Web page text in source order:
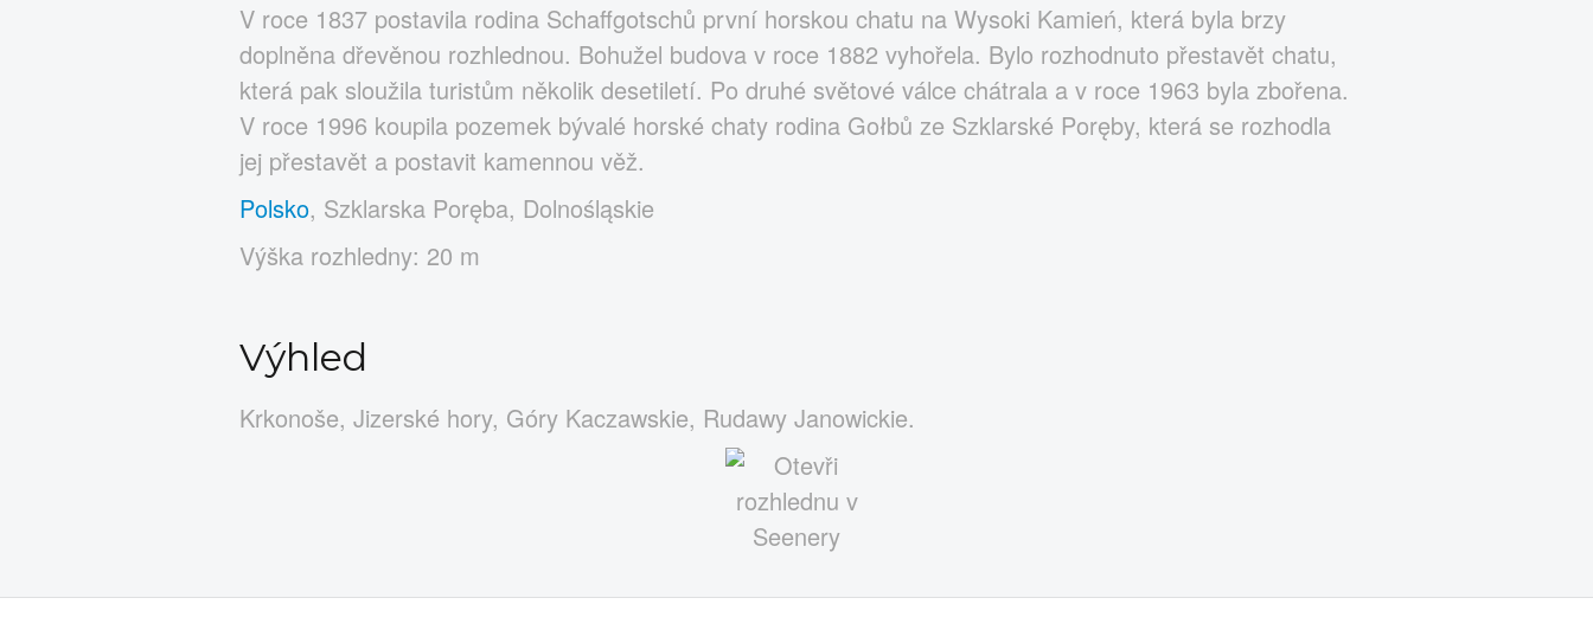
V roce 1837 postavila rodina Schaffgotschů první horskou chatu na Wysoki Kamień, která byla brzy
doplněna dřevěnou rozhlednou. Bohužel budova v roce 1882 vyhořela. Bylo rozhodnuto přestavět chatu,
která pak sloužila turistům několik desetiletí. Po druhé světové válce chátrala a v roce 1963 byla zbořena.
V roce 1996 koupila pozemek bývalé horské chaty rodina Gołbů ze Szklarské Poręby, která se rozhodla
jej přestavět a postavit kamennou věž.
Polsko, Szklarska Poręba, Dolnośląskie
Výška rozhledny: 20 m
Výhled
Krkonoše, Jizerské hory, Góry Kaczawskie, Rudawy Janowickie.